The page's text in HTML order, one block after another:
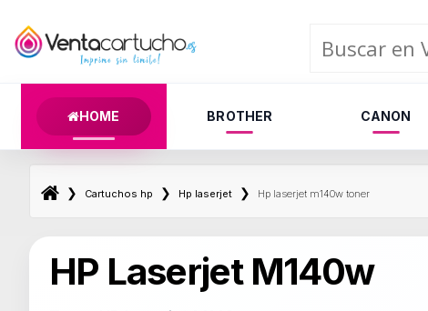
HOME BROTHER CANON
❯ Cartuchos hp ❯ Hp laserjet ❯ Hp laserjet m140w toner
HP Laserjet M140w